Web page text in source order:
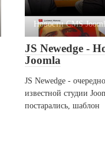
Новости CMS
JS Newedge -
Joomla
JS Newedge -
известной студии
постарались, шаблон